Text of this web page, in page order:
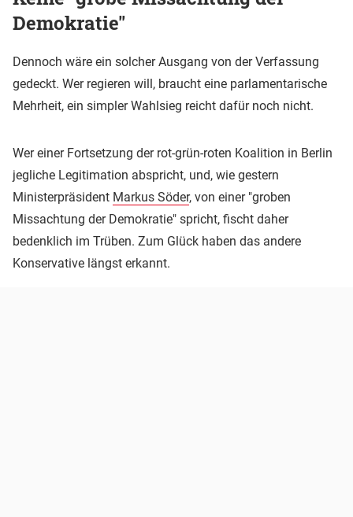
Demokratie"
Dennoch wäre ein solcher Ausgang von der Verfassung
gedeckt. Wer regieren will, braucht eine parlamentarische
Mehrheit, ein simpler Wahlsieg reicht dafür noch nicht.
Wer einer Fortsetzung der rot-grün-roten Koalition in Berlin
jegliche Legitimation abspricht, und, wie gestern
Ministerpräsident Markus Söder, von einer "groben
Missachtung der Demokratie" spricht, fischt daher
bedenklich im Trüben. Zum Glück haben das andere
Konservative längst erkannt.